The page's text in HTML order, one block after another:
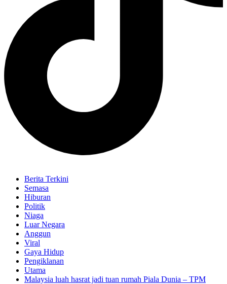
Berita Terkini
Semasa
Hiburan
Politik
Niaga
Luar Negara
Anggun
Viral
Gaya Hidup
Pengiklanan
Utama
Malaysia luah hasrat jadi tuan rumah Piala Dunia – TPM